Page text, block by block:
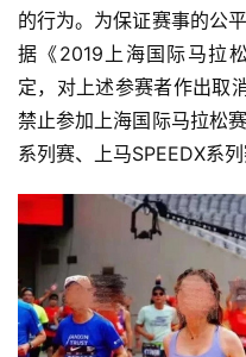
的行为。为保证赛事的公
据《2019上海国际马拉
定，对上述参赛者作出取
禁止参加上海国际马拉松
系列赛、上马SPEEDX系